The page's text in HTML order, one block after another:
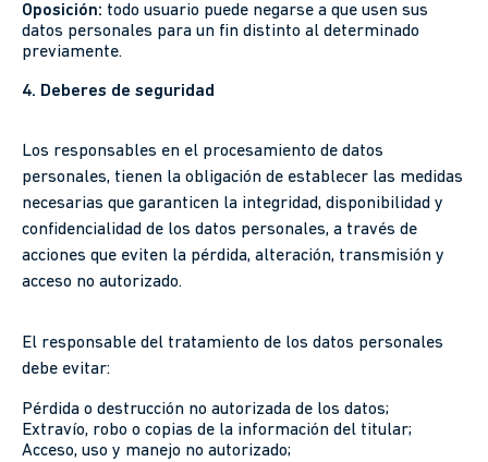
Oposición: todo usuario puede negarse a que usen sus
datos personales para un fin distinto al determinado
previamente.
4. Deberes de seguridad
Los responsables en el procesamiento de datos
personales, tienen la obligación de establecer las medidas
necesarias que garanticen la integridad, disponibilidad y
confidencialidad de los datos personales, a través de
acciones que eviten la pérdida, alteración, transmisión y
acceso no autorizado.
El responsable del tratamiento de los datos personales
debe evitar:
Pérdida o destrucción no autorizada de los datos;
Extravío, robo o copias de la información del titular;
Acceso, uso y manejo no autorizado;